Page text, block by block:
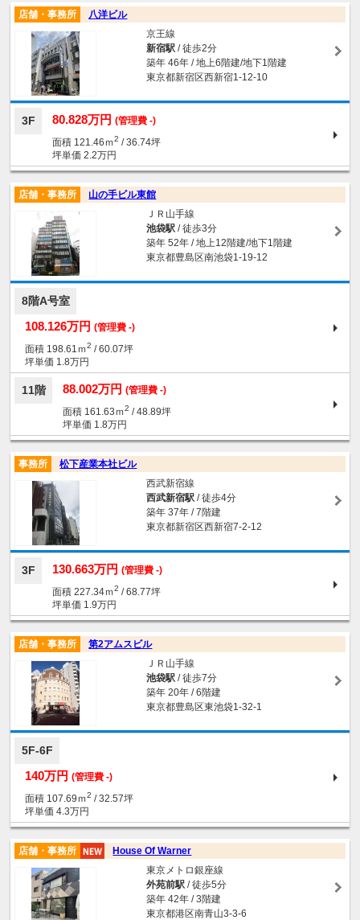
店舗・事務所
八洋ビル
京王線
新宿駅/ 徒歩2分
築年 46年 / 地上6階建/地下1階建
東京都新宿区西新宿1-12-10
3F 80.828万円 (管理費 -)
面積 121.46ｍ2 / 36.74坪
坪単価 2.2万円
店舗・事務所
山の手ビル東館
ＪＲ山手線
池袋駅/ 徒歩3分
築年 52年 / 地上12階建/地下1階建
東京都豊島区南池袋1-19-12
8階A号室
108.126万円(管理費 -)
面積 198.61ｍ2 / 60.07坪
坪単価 1.8万円
11階 88.002万円 (管理費 -)
面積 161.63ｍ2 / 48.89坪
坪単価 1.8万円
事務所
松下産業本社ビル
西武新宿線
西武新宿駅/ 徒歩4分
築年 37年 / 7階建
東京都新宿区西新宿7-2-12
3F 130.663万円 (管理費 -)
面積 227.34ｍ2 / 68.77坪
坪単価 1.9万円
店舗・事務所
第2アムスビル
ＪＲ山手線
池袋駅/ 徒歩7分
築年 20年 / 6階建
東京都豊島区東池袋1-32-1
5F-6F
140万円(管理費 -)
面積 107.69ｍ2 / 32.57坪
坪単価 4.3万円
店舗・事務所
House Of Warner
東京メトロ銀座線
外苑前駅/ 徒歩5分
築年 42年 / 3階建
東京都港区南青山3-3-6